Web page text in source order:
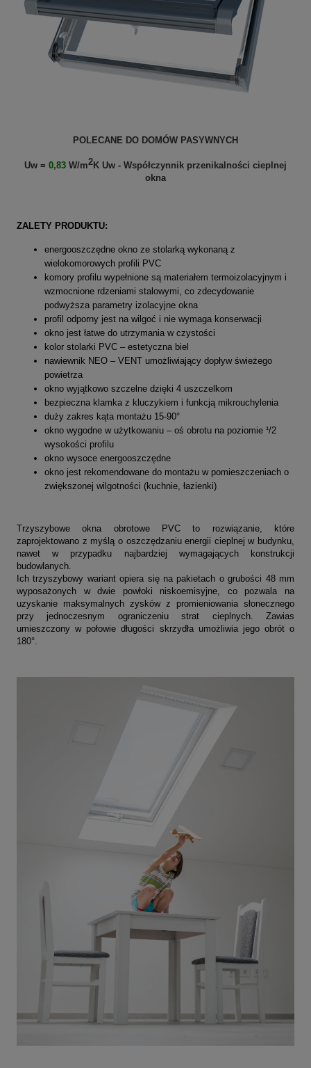
POLECANE DO DOMÓW PASYWNYCH
Uw = 0,83 W/m2K Uw - Współczynnik przenikalności cieplnej
okna
ZALETY PRODUKTU:
energooszczędne okno ze stolarką wykonaną z
wielokomorowych profili PVC
komory profilu wypełnione są materiałem termoizolacyjnym i
wzmocnione rdzeniami stalowymi, co zdecydowanie
podwyższa parametry izolacyjne okna
profil odporny jest na wilgoć i nie wymaga konserwacji
okno jest łatwe do utrzymania w czystości
kolor stolarki PVC – estetyczna biel
nawiewnik NEO – VENT umożliwiający dopływ świeżego
powietrza
okno wyjątkowo szczelne dzięki 4 uszczelkom
bezpieczna klamka z kluczykiem i funkcją mikrouchylenia
duży zakres kąta montażu 15-90°
okno wygodne w użytkowaniu – oś obrotu na poziomie ¹/2
wysokości profilu
okno wysoce energooszczędne
okno jest rekomendowane do montażu w pomieszczeniach o
zwiększonej wilgotności (kuchnie, łazienki)
Trzyszybowe okna obrotowe PVC to rozwiązanie, które
zaprojektowano z myślą o oszczędzaniu energii cieplnej w budynku,
nawet w przypadku najbardziej wymagających konstrukcji
budowlanych.
Ich trzyszybowy wariant opiera się na pakietach o grubości 48 mm
wyposażonych w dwie powłoki niskoemisyjne, co pozwala na
uzyskanie maksymalnych zysków z promieniowania słonecznego
przy jednoczesnym ograniczeniu strat cieplnych. Zawias
umieszczony w połowie długości skrzydła umożliwia jego obrót o
180°.